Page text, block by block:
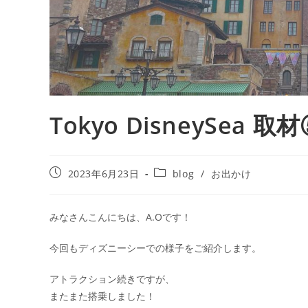
Tokyo DisneySea 取
2023年6月23日 blog / お出かけ
みなさんこんにちは、A.Oです！
今回もディズニーシーでの様子をご紹介します。
アトラクション続きですが、
またまた搭乗しました！